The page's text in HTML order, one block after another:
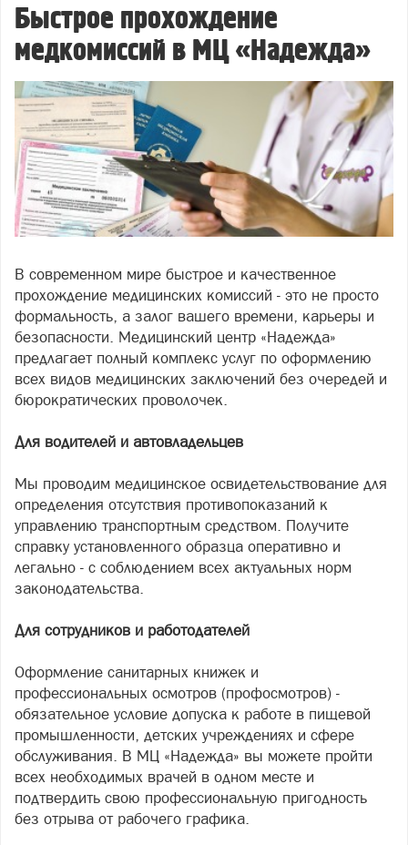
Быстрое прохождение
медкомиссий в МЦ «Надежда»
В современном мире быстрое и качественное
прохождение медицинских комиссий - это не просто
формальность, а залог вашего времени, карьеры и
безопасности. Медицинский центр «Надежда»
предлагает полный комплекс услуг по оформлению
всех видов медицинских заключений без очередей и
бюрократических проволочек.
Для водителей и автовладельцев
Мы проводим медицинское освидетельствование для
определения отсутствия противопоказаний к
управлению транспортным средством. Получите
справку установленного образца оперативно и
легально - с соблюдением всех актуальных норм
законодательства.
Для сотрудников и работодателей
Оформление санитарных книжек и
профессиональных осмотров (профосмотров) -
обязательное условие допуска к работе в пищевой
промышленности, детских учреждениях и сфере
обслуживания. В МЦ «Надежда» вы можете пройти
всех необходимых врачей в одном месте и
подтвердить свою профессиональную пригодность
без отрыва от рабочего графика.